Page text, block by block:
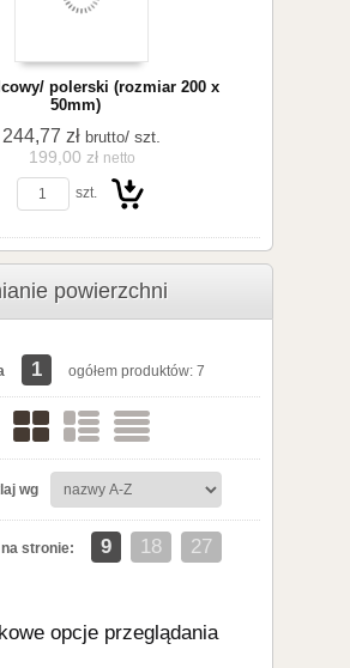
koszyka
polerski (rozmiar 200 x
50mm)
244,77 zł brutto/ szt.
199,00 zł netto
szt.
Do
koszyka
powierzchni
1 ogółem produktów: 7
wg
stronie: 9 18 27
opcje przeglądania